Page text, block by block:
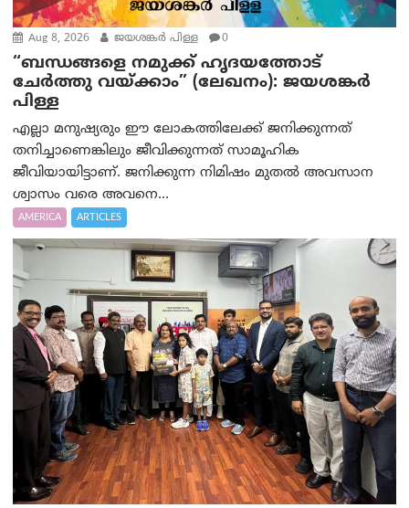
Aug 8, 2026 ജയശങ്കര്‍ പിള്ള 0
“ബന്ധങ്ങളെ നമുക്ക് ഹൃദയത്തോട്
ചേർത്തു വയ്ക്കാം” (ലേഖനം): ജയശങ്കര്‍
പിള്ള
എല്ലാ മനുഷ്യരും ഈ ലോകത്തിലേക്ക് ജനിക്കുന്നത്
തനിച്ചാണെങ്കിലും ജീവിക്കുന്നത് സാമൂഹിക
ജീവിയായിട്ടാണ്. ജനിക്കുന്ന നിമിഷം മുതൽ അവസാന
ശ്വാസം വരെ അവനെ...
AMERICA ARTICLES